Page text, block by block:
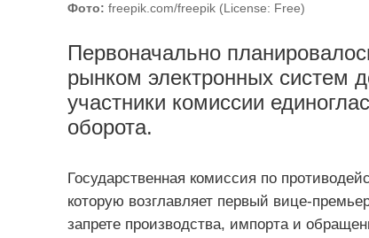
Фото: freepik.com/freepik (License: Free)
Первоначально
рынком электронных систем
участники комиссии
оборота.
Государственная комиссия по
которую возглавляет первый вице-
запрете производства, импорта и